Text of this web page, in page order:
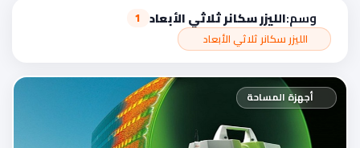
وسم:الليزر سكانر ثلاثي الأبعاد 1
الليزر سكانر ثلاثي الأبعاد
أجهزة المساحة